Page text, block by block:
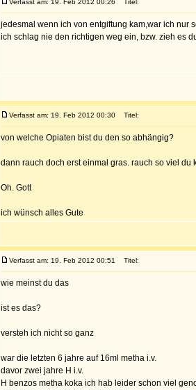
Verfasst am: 19. Feb 2012 00:26 Titel:
jedesmal wenn ich von entgiftung kam,war ich nur
ich schlag nie den richtigen weg ein, bzw. zieh es
Verfasst am: 19. Feb 2012 00:30 Titel:
von welche Opiaten bist du den so abhängig?
dann rauch doch erst einmal gras. rauch so viel du
Oh. Gott
ich wünsch alles Gute
Verfasst am: 19. Feb 2012 00:51 Titel:
wie meinst du das
ist es das?
versteh ich nicht so ganz
war die letzten 6 jahre auf 16ml metha i.v.
davor zwei jahre H i.v.
H benzos metha koka ich hab leider schon viel